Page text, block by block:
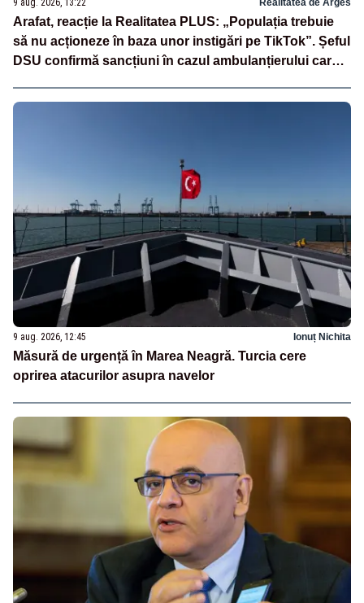
9 aug. 2026, 13:22 Realitatea de Arges
Arafat, reacție la Realitatea PLUS: „Populația trebuie
să nu acționeze în baza unor instigări pe TikTok”. Șeful
DSU confirmă sancțiuni în cazul ambulanțierului care a
9 aug. 2026, 12:45 Ionuț Nichita
Măsură de urgență în Marea Neagră. Turcia cere
oprirea atacurilor asupra navelor